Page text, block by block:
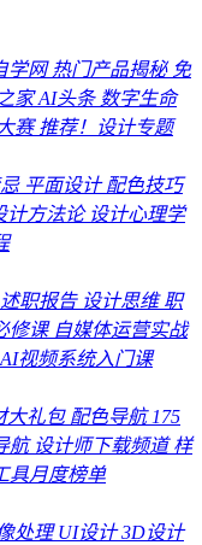
学网热门产品揭秘免
家AI头条数字生命
赛推荐！设计专题
平面设计配色技巧
方法论设计心理学
职报告设计思维职
修课自媒体运营实战
AI视频系统入门课
大礼包配色导航175
航设计师下载频道样
具月度榜单
处理UI设计3D设计